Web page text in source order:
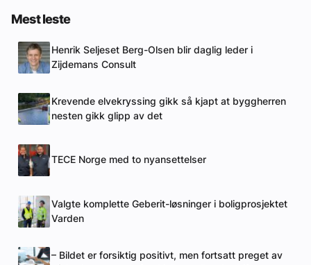
Mest leste
Henrik Seljeset Berg-Olsen blir daglig leder i
Zijdemans Consult
Krevende elvekryssing gikk så kjapt at byggherren
nesten gikk glipp av det
TECE Norge med to nyansettelser
Valgte komplette Geberit-løsninger i boligprosjektet
Varden
– Bildet er forsiktig positivt, men fortsatt preget av